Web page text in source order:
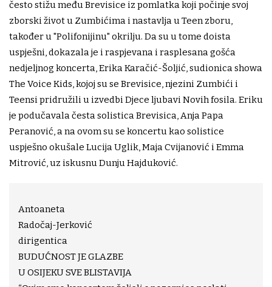
često stižu među Brevisice iz pomlatka koji počinje svoj
zborski život u Zumbićima i nastavlja u Teen zboru,
također u "Polifonijinu" okrilju. Da su u tome doista
uspješni, dokazala je i raspjevana i rasplesana gošća
nedjeljnog koncerta, Erika Karačić-Šoljić, sudionica showa
The Voice Kids, kojoj su se Brevisice, njezini Zumbići i
Teensi pridružili u izvedbi Djece ljubavi Novih fosila. Eriku
je podučavala česta solistica Brevisica, Anja Papa
Peranović, a na ovom su se koncertu kao solistice
uspješno okušale Lucija Uglik, Maja Cvijanović i Emma
Mitrović, uz iskusnu Dunju Hajduković.
Antoaneta
Radočaj-Jerković
dirigentica
BUDUĆNOST JE GLAZBE
U OSIJEKU SVE BLISTAVIJA